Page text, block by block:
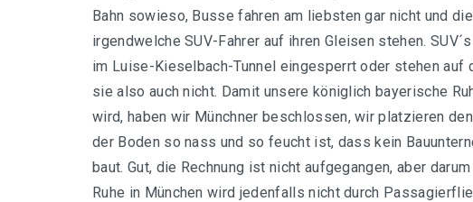
Bahn sowieso, Busse fahren am liebsten gar nicht und
irgendwelche SUV-Fahrer auf ihren Gleisen stehen.
im Luise-Kieselbach-Tunnel eingesperrt oder stehen
sie also auch nicht. Damit unsere königlich bayerische
wird, haben wir Münchner beschlossen, wir platzieren
der Boden so nass und so feucht ist, dass kein
baut. Gut, die Rechnung ist nicht aufgegangen, aber
Ruhe in München wird jedenfalls nicht durch